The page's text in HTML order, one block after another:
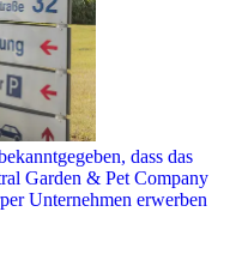
dass das
Garden & Pet Company
Unternehmen erwerben